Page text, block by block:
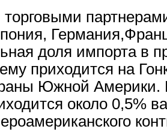
доля импорта в
приходится на
Южной Америки.
около 0,5%